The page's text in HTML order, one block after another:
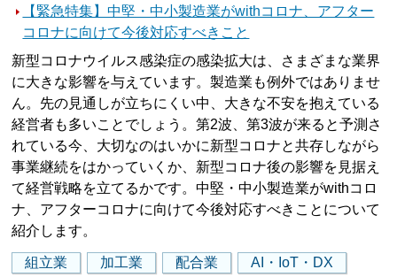
【緊急特集】中堅・中小製造業がwithコロナ、アフター
コロナに向けて今後対応すべきこと
新型コロナウイルス感染症の感染拡大は、さまざまな業界
に大きな影響を与えています。製造業も例外ではありませ
ん。先の見通しが立ちにくい中、大きな不安を抱えている
経営者も多いことでしょう。第2波、第3波が来ると予測さ
れている今、大切なのはいかに新型コロナと共存しながら
事業継続をはかっていくか、新型コロナ後の影響を見据え
て経営戦略を立てるかです。中堅・中小製造業がwithコロ
ナ、アフターコロナに向けて今後対応すべきことについて
紹介します。
組立業 加工業 配合業
AI・IoT・DX